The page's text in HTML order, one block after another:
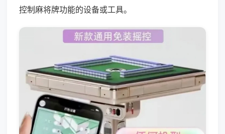
控制麻将牌功能的设备或工具。